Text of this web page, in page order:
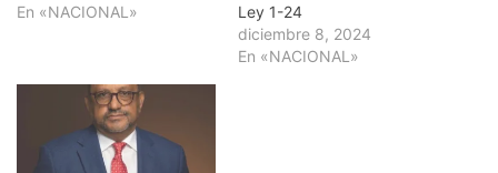
En «NACIONAL»
Ley 1-24
diciembre 8, 2024
En «NACIONAL»